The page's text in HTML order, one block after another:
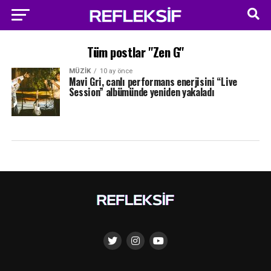
Tüm postlar "Zen G"
MÜZIK 10 ay önce
Mavi Gri, canlı performans enerjisini “Live
Session” albümünde yeniden yakaladı